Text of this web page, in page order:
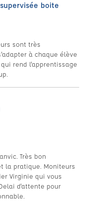
boite
sont très
à chaque élève
rend l'apprentissage
Très bon
la pratique. Moniteurs
Virginie qui vous
d'attente pour